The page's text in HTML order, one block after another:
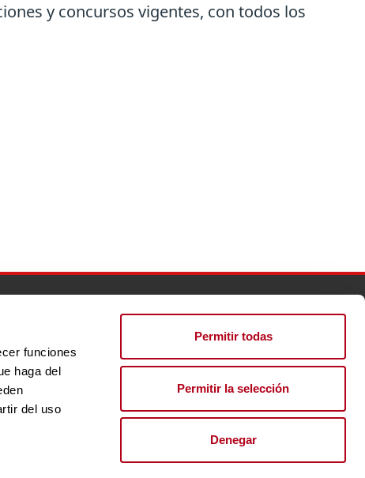
funciones
haga del
del uso
Permitir todas
Permitir la selección
Denegar
y concursos vigentes, con todos los
Perfil del contratanteActualidadInserta Innovación
POLÍTICA DE PRIVACIDADPOLÍTICA DE COOKIES